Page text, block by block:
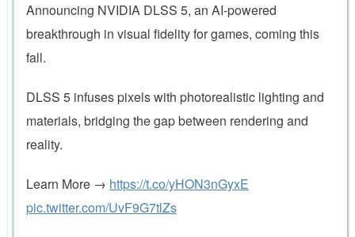
Announcing NVIDIA DLSS 5, an AI-powered
breakthrough in visual fidelity for games, coming this
fall.
DLSS 5 infuses pixels with photorealistic lighting and
materials, bridging the gap between rendering and
reality.
Learn More → https://t.co/yHON3nGyxE
pic.twitter.com/UvF9G7tlZs